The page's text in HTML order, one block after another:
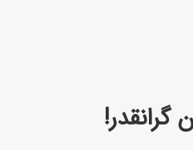
گرانقدر!